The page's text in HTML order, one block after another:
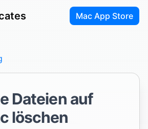
Mac App Store
Dateien auf
löschen